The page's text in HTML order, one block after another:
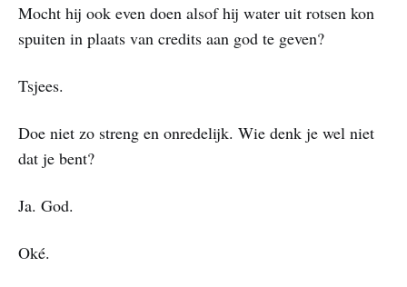
Mocht hij ook even doen alsof hij water uit rotsen kon
spuiten in plaats van credits aan god te geven?
Tsjees.
Doe niet zo streng en onredelijk. Wie denk je wel niet
dat je bent?
Ja. God.
Oké.